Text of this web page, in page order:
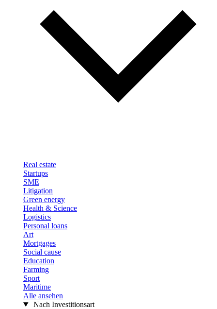
Real estate
Startups
SME
Litigation
Green energy
Health & Science
Logistics
Personal loans
Art
Mortgages
Social cause
Education
Farming
Sport
Maritime
Alle ansehen
Nach Investitionsart